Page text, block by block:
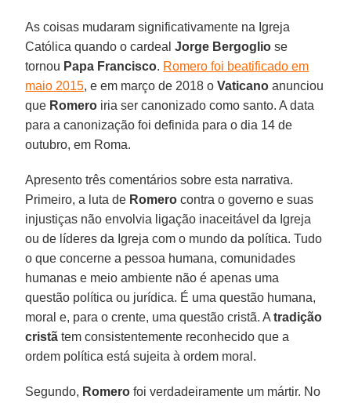
As coisas mudaram significativamente na Igreja
Católica quando o cardealJorge Bergoglio se
tornou Papa Francisco. Romero foi beatificado em
maio 2015, e em março de 2018 oVaticano anunciou
que Romero iria ser canonizado como santo. A data
para a canonização foi definida para o dia 14 de
outubro, em Roma.
Apresento três comentários sobre esta narrativa.
Primeiro, a luta de Romero contra o governo e suas
injustiças não envolvia ligação inaceitável da Igreja
ou de líderes da Igreja com o mundo da política. Tudo
o que concerne a pessoa humana, comunidades
humanas e meio ambiente não é apenas uma
questão política ou jurídica. É uma questão humana,
moral e, para o crente, uma questão cristã. Atradição
cristã tem consistentemente reconhecido que a
ordem política está sujeita à ordem moral.
Segundo, Romero foi verdadeiramente um mártir. No